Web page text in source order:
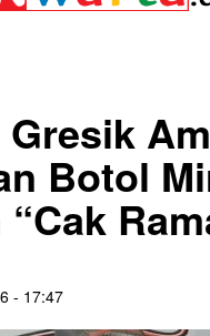
Botol
- 17:47